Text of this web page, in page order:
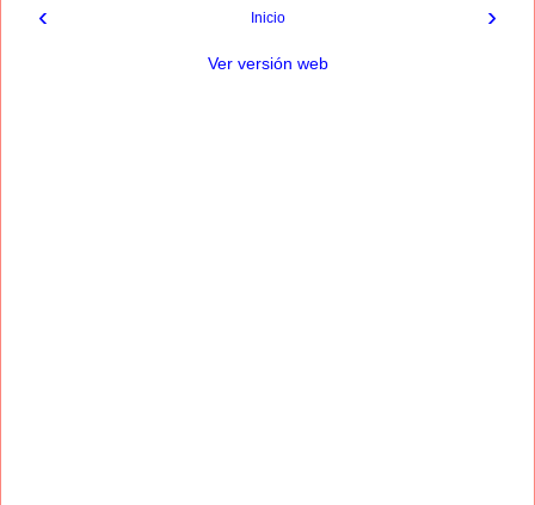
‹ ›
Inicio
Ver versión web